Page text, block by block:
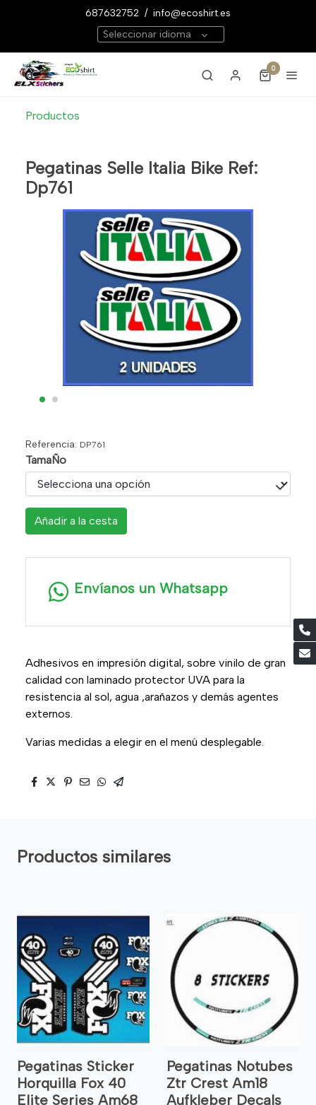
687632752 / info@ecoshirt.es
Seleccionar idioma
0
Productos
Pegatinas Selle Italia Bike Ref:
Dp761
Referencia: DP761
TamaÑo
Añadir a la cesta
Envíanos un Whatsapp
Adhesivos en impresión digital, sobre vinilo de gran
calidad con laminado protector UVA para la
resistencia al sol, agua ,arañazos y demás agentes
externos.
Varias medidas a elegir en el menú desplegable.
Productos similares
Pegatinas Sticker
Horquilla Fox 40
Elite Series Am68
Pegatinas Notubes
Ztr Crest Am18
Aufkleber Decals